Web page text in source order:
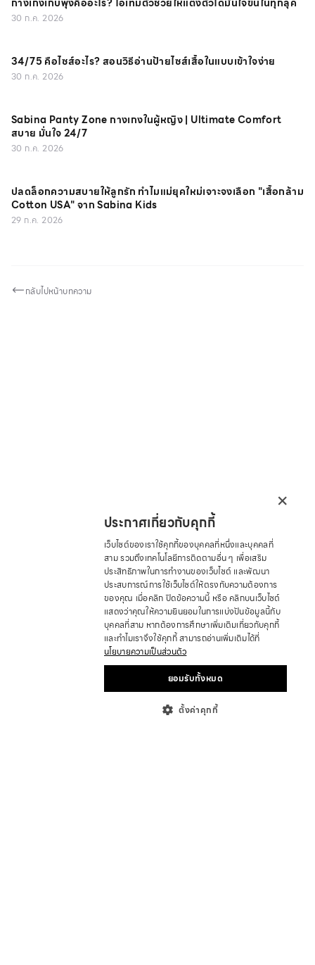
30 ก.ค. 2026
34/75 คือไซส์อะไร? สอนวิธีอ่านป้ายไซส์เสื้อในแบบเข้าใจง่าย
30 ก.ค. 2026
Sabina Panty Zone กางเกงในผู้หญิง | Ultimate Comfort
สบาย มั่นใจ 24/7
30 ก.ค. 2026
ปลดล็อกความสบายให้ลูกรัก ทำไมแม่ยุคใหม่เจาะจงเลือก "เสื้อกล้าม
Cotton USA" จาก Sabina Kids
29 ก.ค. 2026
กลับไปหน้าบทความ
×
ประกาศเกี่ยวกับคุกกี้
เว็บไซต์ของเราใช้คุกกี้ของบุคคลที่หนึ่งและบุคคลที่
สาม รวมถึงเทคโนโลยีการติดตามอื่น ๆ เพื่อเสริม
ประสิทธิภาพในการทำงานของเว็บไซต์ และพัฒนา
ประสบการณ์การใช้เว็บไซต์ให้ตรงกับความต้องการ
ของคุณ เมื่อคลิก ปิดข้อความนี้ หรือ คลิกบนเว็บไซต์
แสดงว่าคุณให้ความยินยอมในการแบ่งปันข้อมูลนี้กับ
บุคคลที่สาม หากต้องการศึกษาเพิ่มเติมเกี่ยวกับคุกกี้
และทำไมเราจึงใช้คุกกี้ สามารถอ่านเพิ่มเติมได้ที่
นโยบายความเป็นส่วนตัว
ยอมรับทั้งหมด
ตั้งค่าคุกกี้